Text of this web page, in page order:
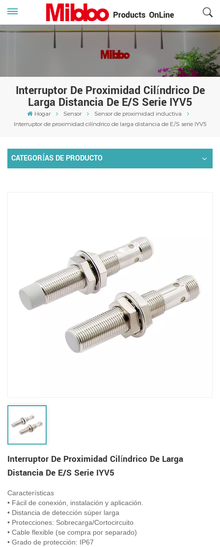
Interruptor De Proximidad Cilíndrico De
Larga Distancia De E/S Serie IYV5
Hogar Sensor
Sensor de proximidad inductiva
Interruptor de proximidad cilíndrico de larga distancia de E/S serie IYV5
CATEGORÍAS DE PRODUCTO
Interruptor De Proximidad Cilíndrico De Larga
Distancia De E/S Serie IYV5
Características
• Fácil de conexión, instalación y aplicación.
• Distancia de detección súper larga
• Protecciones: Sobrecarga/Cortocircuito
• Cable flexible (se compra por separado)
• Grado de protección: IP67